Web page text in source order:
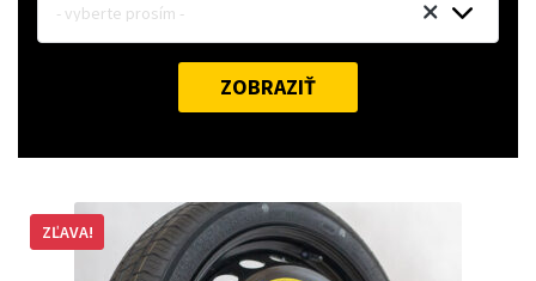
- vyberte prosím -
ZOBRAZIŤ
ZĽAVA!